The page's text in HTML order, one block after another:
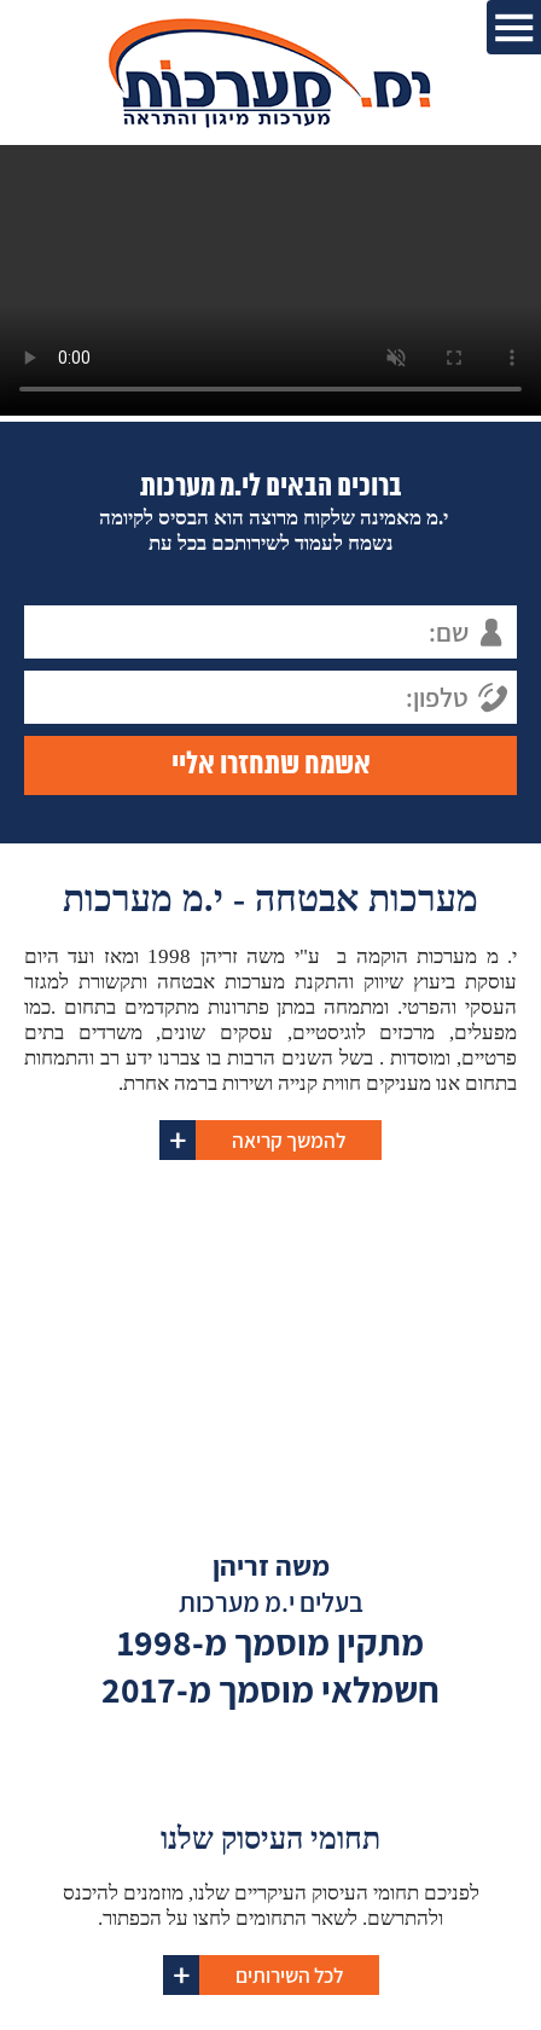
ברוכים הבאים לי.מ מערכות
י.מ מאמינה שלקוח מרוצה הוא הבסיס לקיומה
נשמח לעמוד לשירותכם בכל עת
משה זריהן
בעלים י.מ מערכות
מתקין מוסמך מ-1998
חשמלאי מוסמך מ-2017
מערכות אבטחה - י.מ מערכות
י. מ מערכות הוקמה ב ע"י משה זריהן 1998 ומאז ועד היום
עוסקת ביעוץ שיווק והתקנת מערכות אבטחה ותקשורת למגזר
העסקי והפרטי. ומתמחה במתן פתרונות מתקדמים בתחום .כמו
מפעלים, מרכזים לוגיסטיים, עסקים שונים, משרדים בתים
פרטיים, ומוסדות . בשל השנים הרבות בו צברנו ידע רב והתמחות
בתחום אנו מעניקים חווית קנייה ושירות ברמה אחרת.
להמשך קריאה
תחומי העיסוק שלנו
לפניכם תחומי העיסוק העיקריים שלנו, מוזמנים להיכנס
ולהתרשם. לשאר התחומים לחצו על הכפתור.
לכל השירותים